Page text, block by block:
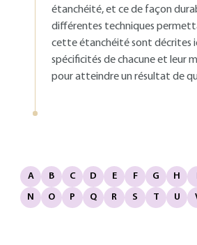
étanchéité, et ce de façon
différentes techniques
cette étanchéité sont décrites
spécificités de chacune et leur
pour atteindre un résultat de
A B C D E F G H
N
O P Q R S T U